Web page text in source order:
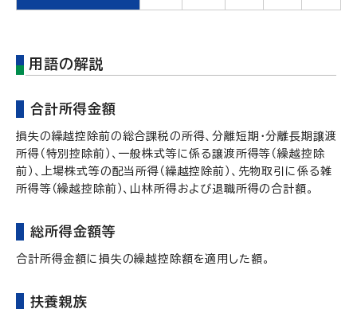
用語の解説
合計所得金額
損失の繰越控除前の総合課税の所得、分離短期・分離長期譲渡
所得（特別控除前）、一般株式等に係る譲渡所得等（繰越控除
前）、上場株式等の配当所得（繰越控除前）、先物取引に係る雑
所得等（繰越控除前）、山林所得および退職所得の合計額。
総所得金額等
合計所得金額に損失の繰越控除額を適用した額。
扶養親族